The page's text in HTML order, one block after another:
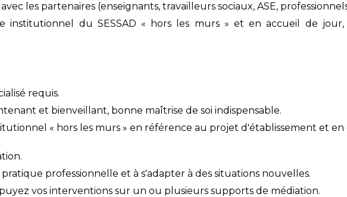
les partenaires (enseignants, travailleurs sociaux, ASE,
institutionnel du SESSAD « hors les murs » et en accueil de
requis.
et bienveillant, bonne maîtrise de soi indispensable.
« hors les murs » en référence au projet d'établissement et
professionnelle et à s'adapter à des situations nouvelles.
vos interventions sur un ou plusieurs supports de médiation.